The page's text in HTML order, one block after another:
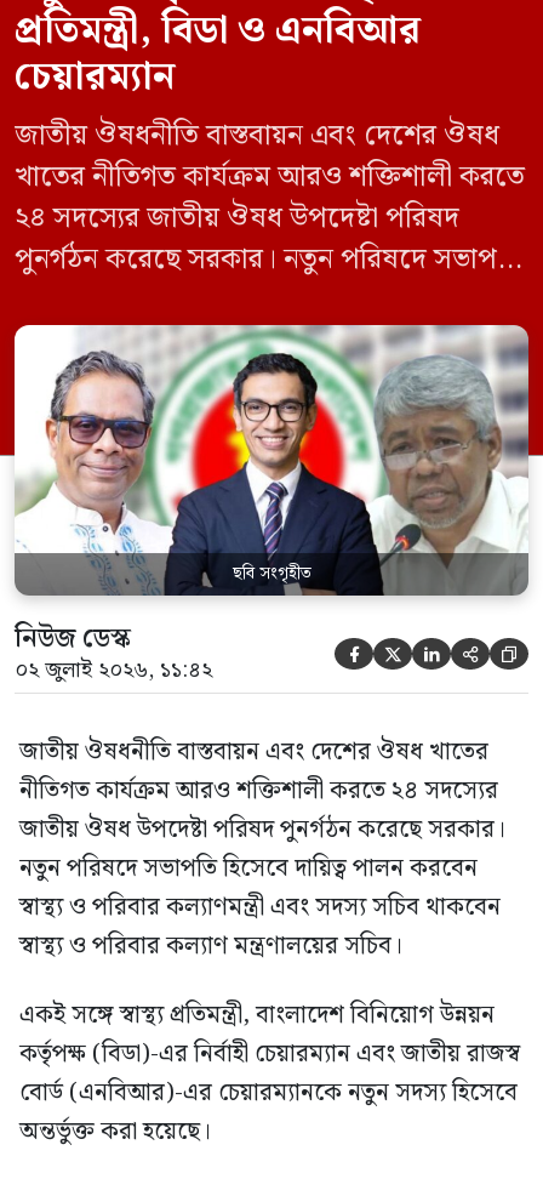
প্রতিমন্ত্রী, বিডা ও এনবিআর
চেয়ারম্যান
জাতীয় ঔষধনীতি বাস্তবায়ন এবং দেশের ঔষধ
খাতের নীতিগত কার্যক্রম আরও শক্তিশালী করতে
২৪ সদস্যের জাতীয় ঔষধ উপদেষ্টা পরিষদ
পুনর্গঠন করেছে সরকার। নতুন পরিষদে সভাপতি
কল্যাণমন্ত্রী এবং সদস্য সচিব থাকবেন স্বাস্থ্য ও
পরিবার কল্যাণ মন্ত্রণালয়ের সচিব। একই সঙ্গে
স্বাস্থ্য প্রতিমন্ত্রী, বাংলাদেশ বিনিয়োগ উন্নয়ন
কর্তৃপক্ষ (বিডা)-এর নির্বাহী চেয়ারম্যান এবং
জাতীয় […]
ছবি সংগৃহীত
নিউজ ডেস্ক
০২ জুলাই ২০২৬, ১১:৪২     
জাতীয় ঔষধনীতি বাস্তবায়ন এবং দেশের ঔষধ খাতের
নীতিগত কার্যক্রম আরও শক্তিশালী করতে ২৪ সদস্যের
জাতীয় ঔষধ উপদেষ্টা পরিষদ পুনর্গঠন করেছে সরকার।
নতুন পরিষদে সভাপতি হিসেবে দায়িত্ব পালন করবেন
স্বাস্থ্য ও পরিবার কল্যাণমন্ত্রী এবং সদস্য সচিব থাকবেন
স্বাস্থ্য ও পরিবার কল্যাণ মন্ত্রণালয়ের সচিব।
একই সঙ্গে স্বাস্থ্য প্রতিমন্ত্রী, বাংলাদেশ বিনিয়োগ উন্নয়ন
কর্তৃপক্ষ (বিডা)-এর নির্বাহী চেয়ারম্যান এবং জাতীয় রাজস্ব
বোর্ড (এনবিআর)-এর চেয়ারম্যানকে নতুন সদস্য হিসেবে
অন্তর্ভুক্ত করা হয়েছে।